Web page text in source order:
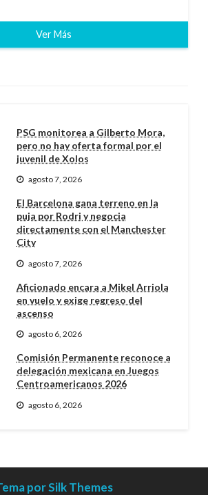
Ver Más
PSG monitorea a Gilberto Mora,
pero no hay oferta formal por el
juvenil de Xolos
agosto 7, 2026
El Barcelona gana terreno en la
puja por Rodri y negocia
directamente con el Manchester
City
agosto 7, 2026
Aficionado encara a Mikel Arriola
en vuelo y exige regreso del
ascenso
agosto 6, 2026
Comisión Permanente reconoce a
delegación mexicana en Juegos
Centroamericanos 2026
agosto 6, 2026
por Silk Themes